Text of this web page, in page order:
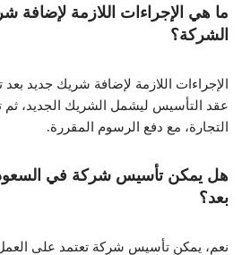
ما هي الإجراءات اللازمة لإضافة
الشركة؟
الإجراءات اللازمة لإضافة شريك جديد
عقد التأسيس ليشمل الشريك الجديد، ثم
التجارة، مع دفع الرسوم المقررة.
هل يمكن تأسيس شركة في
بعد؟
نعم، يمكن تأسيس شركة تعتمد على